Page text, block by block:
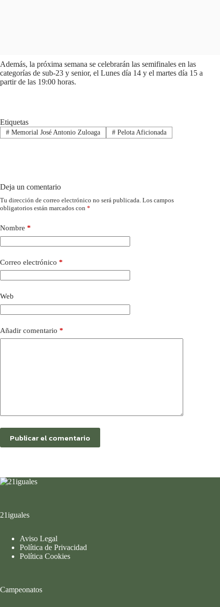
Además, la próxima semana se celebrarán las semifinales en las
categorías de sub-23 y senior, el Lunes día 14 y el martes día 15 a
partir de las 19:00 horas.
Etiquetas
#Memorial José Antonio Zuloaga #Pelota Aficionada
Deja un comentario
Tu dirección de correo electrónico no será publicada. Los campos
obligatorios están marcados con *
Nombre *
Correo electrónico *
Web
Añadir comentario *
Publicar el comentario
21iguales
Aviso Legal
Política de Privacidad
Política Cookies
Campeonatos